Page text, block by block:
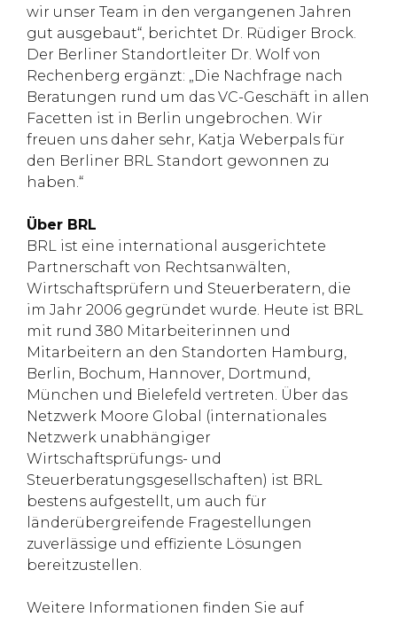
wir unser Team in den vergangenen Jahren
gut ausgebaut“, berichtet Dr. Rüdiger Brock.
Der Berliner Standortleiter Dr. Wolf von
Rechenberg ergänzt: „Die Nachfrage nach
Beratungen rund um das VC-Geschäft in allen
Facetten ist in Berlin ungebrochen. Wir
freuen uns daher sehr, Katja Weberpals für
den Berliner BRL Standort gewonnen zu
haben.“
Über BRL
BRL ist eine international ausgerichtete
Partnerschaft von Rechtsanwälten,
Wirtschaftsprüfern und Steuerberatern, die
im Jahr 2006 gegründet wurde. Heute ist BRL
mit rund 380 Mitarbeiterinnen und
Mitarbeitern an den Standorten Hamburg,
Berlin, Bochum, Hannover, Dortmund,
München und Bielefeld vertreten. Über das
Netzwerk Moore Global (internationales
Netzwerk unabhängiger
Wirtschaftsprüfungs- und
Steuerberatungsgesellschaften) ist BRL
bestens aufgestellt, um auch für
länderübergreifende Fragestellungen
zuverlässige und effiziente Lösungen
bereitzustellen.
Weitere Informationen finden Sie auf